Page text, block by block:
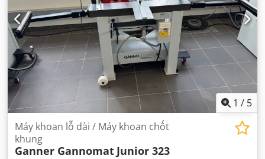
1 / 5
Máy khoan lỗ dài / Máy khoan chốt
khung
Ganner Gannomat Junior 323